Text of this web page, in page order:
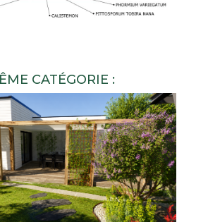
CATÉGORIE :
CONVIVIALITE ET
INTIMISTE